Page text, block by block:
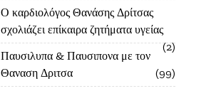
Ο καρδιολόγος Θανάσης Δρίτσας
σχολιάζει επίκαιρα ζητήματα υγείας
2
Παυσιλυπα & Παυσιπονα με τον
Θαναση Δριτσα
99